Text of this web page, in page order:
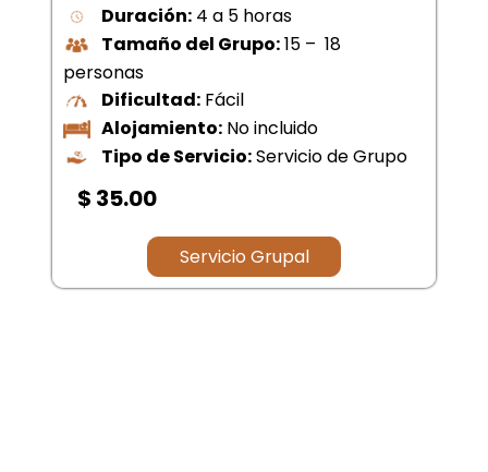
Duración:4 a 5 horas
Tamaño del Grupo:15 – 18
personas
Dificultad:Fácil
Alojamiento:No incluido
Tipo de Servicio:Servicio de Grupo
$ 35.00
Servicio Grupal